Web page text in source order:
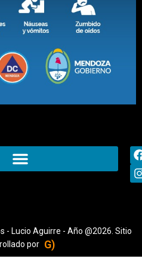
- Lucio Aguirre - Año @2026. Sitio
por G)